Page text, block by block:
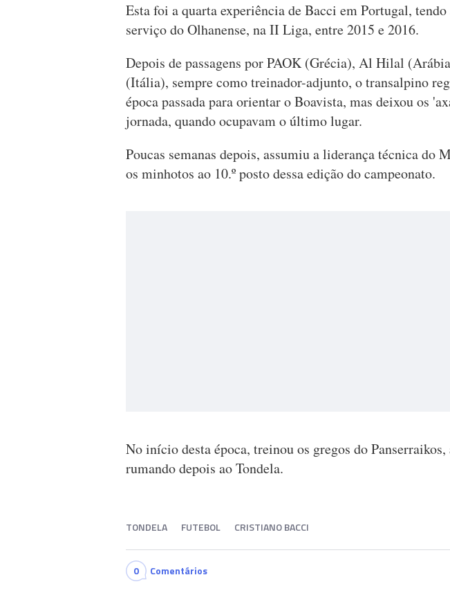
Esta foi a quarta experiência de Bacci em Portugal,
serviço do Olhanense, na II Liga, entre 2015 e 2016.
Depois de passagens por PAOK (Grécia), Al Hilal
(Itália), sempre como treinador-adjunto, o transalpino
época passada para orientar o Boavista, mas deixou os
jornada, quando ocupavam o último lugar.
Poucas semanas depois, assumiu a liderança técnica do
os minhotos ao 10.º posto dessa edição do campeonato.
No início desta época, treinou os gregos do Panserraikos,
rumando depois ao Tondela.
TONDELA FUTEBOL CRISTIANO BACCI
0 Comentários